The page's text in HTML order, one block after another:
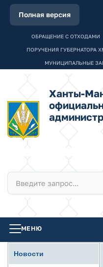
Полная версия
ОБРАЩЕНИЕ С ОТХОДАМИ
ПОРУЧЕНИЯ ГУБЕРНАТОРА
МУНИЦИПАЛЬНЫЕ
Ханты-
МЕНЮ
Новости